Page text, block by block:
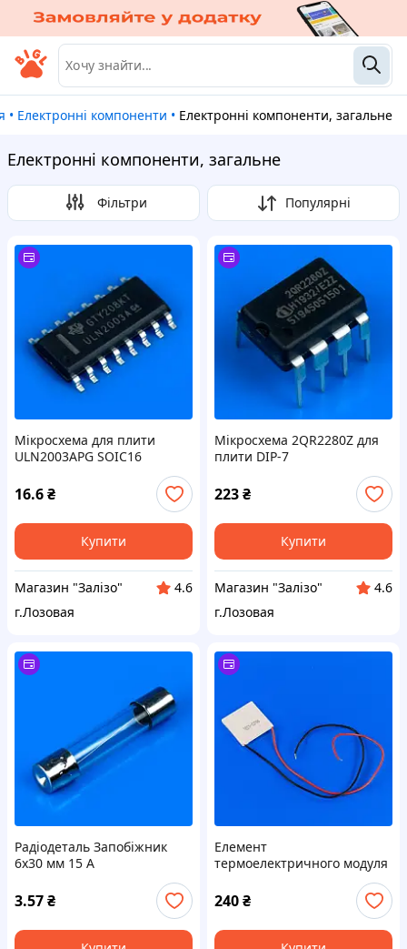
• Електронні компоненти • Електронні компоненти, загальне
Електронні компоненти, загальне
Фільтри Популярні
Мікросхема для плити
ULN2003APG SOIC16
16.6₴
Купити
Магазин "Залізо"
4.6
г.Лозовая
Мікросхема 2QR2280Z для
плити DIP-7
223₴
Купити
Магазин "Залізо"
4.6
г.Лозовая
Радіодеталь Запобіжник
6x30 мм 15 А
3.57₴
Елемент
термоелектричного модуля
240₴